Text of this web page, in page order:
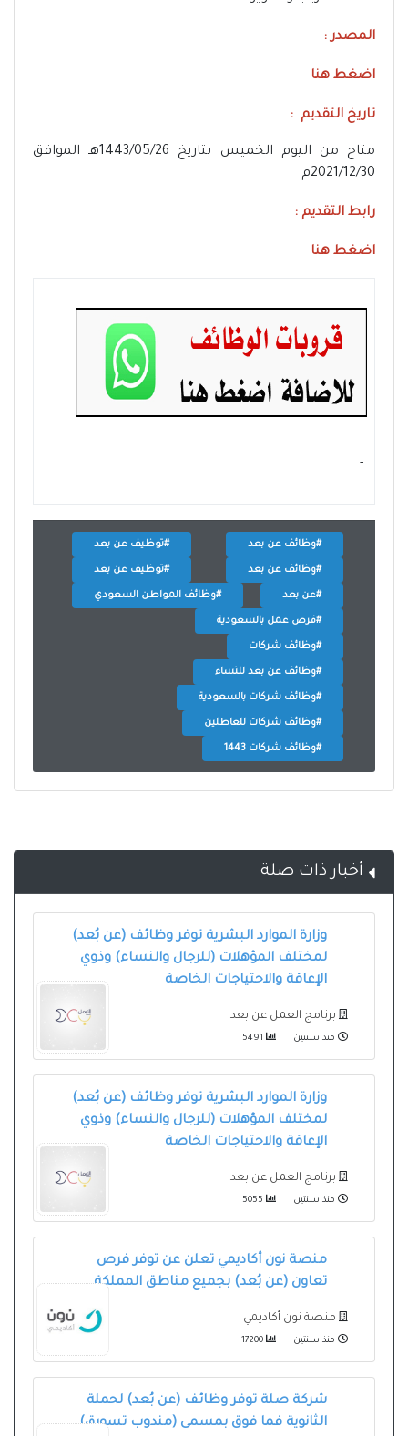
المصدر :
اضغط هنا
تاريخ التقديم :
متاح من اليوم الخميس بتاريخ 1443/05/26هـ الموافق
2021/12/30م
رابط التقديم :
اضغط هنا
- ‏
#وظائف عن بعد #توظيف عن بعد
#وظائف عن بعد #توظيف عن بعد
#عن بعد #وظائف المواطن السعودي
#فرص عمل بالسعودية
#وظائف شركات
#وظائف عن بعد للنساء
#وظائف شركات بالسعودية
#وظائف شركات للعاطلين
#وظائف شركات 1443
أخبار ذات صلة
وزارة الموارد البشرية توفر وظائف (عن بُعد)
لمختلف المؤهلات (للرجال والنساء) وذوي
الإعاقة والاحتياجات الخاصة
برنامج العمل عن بعد
منذ سنتين
وزارة الموارد البشرية توفر وظائف (عن بُعد)
لمختلف المؤهلات (للرجال والنساء) وذوي
الإعاقة والاحتياجات الخاصة
برنامج العمل عن بعد
منذ سنتين
منصة نون أكاديمي تعلن عن توفر فرص
تعاون (عن بُعد) بجميع مناطق المملكة
منصة نون أكاديمي
منذ سنتين
شركة صلة توفر وظائف (عن بُعد) لحملة
الثانوية فما فوق بمسمى (مندوب تسويق)